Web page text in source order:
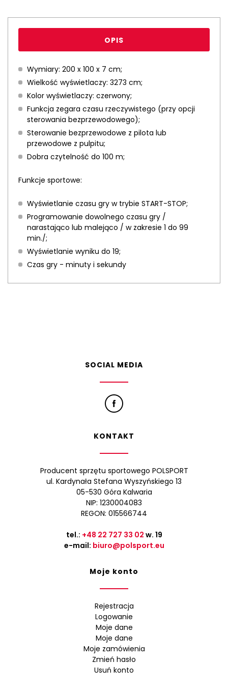
OPIS
Wymiary: 200 x 100 x 7 cm;
Wielkość wyświetlaczy: 3273 cm;
Kolor wyświetlaczy: czerwony;
Funkcja zegara czasu rzeczywistego (przy opcji
sterowania bezprzewodowego);
Sterowanie bezprzewodowe z pilota lub
przewodowe z pulpitu;
Dobra czytelność do 100 m;
Funkcje sportowe:
Wyświetlanie czasu gry w trybie START-STOP;
Programowanie dowolnego czasu gry /
narastająco lub malejąco / w zakresie 1 do 99
min./;
Wyświetlanie wyniku do 19;
Czas gry - minuty i sekundy
SOCIAL MEDIA
KONTAKT
Producent sprzętu sportowego POLSPORT
ul. Kardynała Stefana Wyszyńskiego 13
05-530 Góra Kalwaria
NIP: 1230004083
REGON: 015566744
tel.: +48 22 727 33 02 w. 19
e-mail: biuro@polsport.eu
Moje konto
Rejestracja
Logowanie
Moje dane
Moje dane
Moje zamówienia
Zmień hasło
Usuń konto